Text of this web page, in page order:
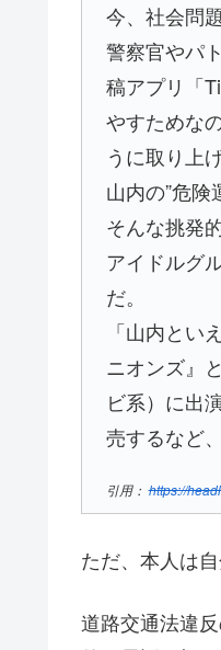
今、社会問
警察官やパ
稿アプリ「
やすためな
うに取り上
山内の”危険
そんな挑発
アイドルグ
だ。
「山内と
ニオンズ』
ビ系）に出
売するなど
引用：https://
ただ、本人は
道路交通法違